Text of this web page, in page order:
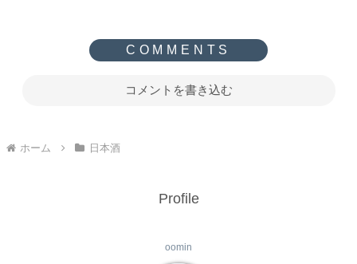
コメントを書き込む
ホーム 日本酒
Profile
oomin